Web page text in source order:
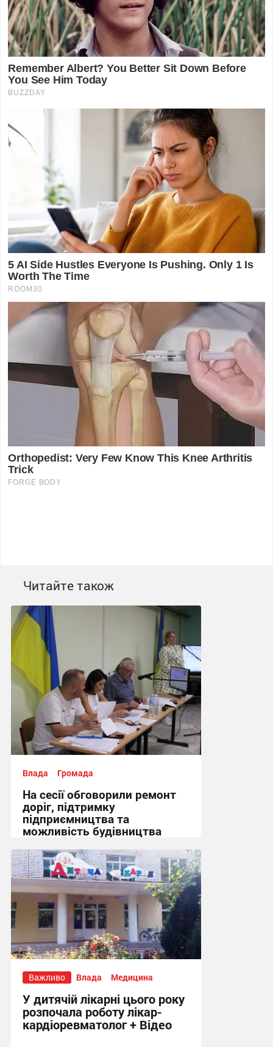
Читайте також
Влада Громада
На сесії обговорили ремонт
доріг, підтримку
підприємництва та
можливість будівництва
14:43 вчора
Важливо Влада Медицина
У дитячій лікарні цього року
розпочала роботу лікар-
кардіоревматолог + Відео